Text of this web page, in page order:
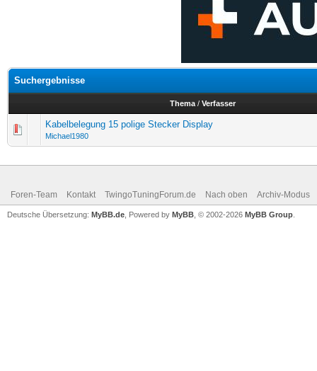
Suchergebnisse
Thema / Verfasser
Kabelbelegung 15 polige Stecker Display
Michael1980
Foren-Team Kontakt TwingoTuningForum.de Nach oben Archiv-Modus
Deutsche Übersetzung: MyBB.de , Powered by MyBB , © 2002-2026 MyBB Group